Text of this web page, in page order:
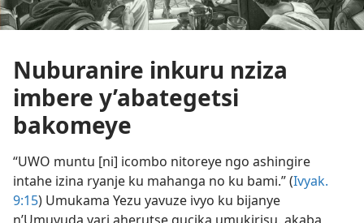
Nuburanire inkuru nziza
imbere y’abategetsi
bakomeye
“UWO muntu [ni] icombo nitoreye ngo ashingire
intahe izina ryanje ku mahanga no ku bami.” (Ivyak.
9:15) Umukama Yezu yavuze ivyo ku bijanye